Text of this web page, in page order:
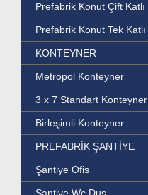
Prefabrik Konut Çift Katlı
Prefabrik Konut Tek Katlı
KONTEYNER
Metropol Konteyner
3 x 7 Standart Konteyner
Birleşimli Konteyner
PREFABRİK ŞANTİYE
Şantiye Ofis